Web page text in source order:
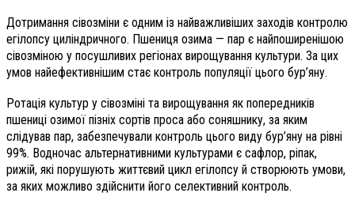
Дотримання сівозміни є одним із найважливіших заходів контролю
егілопсу циліндричного. Пшениця озима — пар є найпоширенішою
сівозміною у посушливих регіонах вирощування культури. За цих
умов найефективнішим стає контроль популяції цього бур’яну.
Ротація культур у сівозміні та вирощування як попередників
пшениці озимої пізніх сортів проса або соняшнику, за яким
слідував пар, забезпечували контроль цього виду бур’яну на рівні
99%. Водночас альтернативними культурами є сафлор, ріпак,
рижій, які порушують життєвий цикл егілопсу й створюють умови,
за яких можливо здійснити його селективний контроль.